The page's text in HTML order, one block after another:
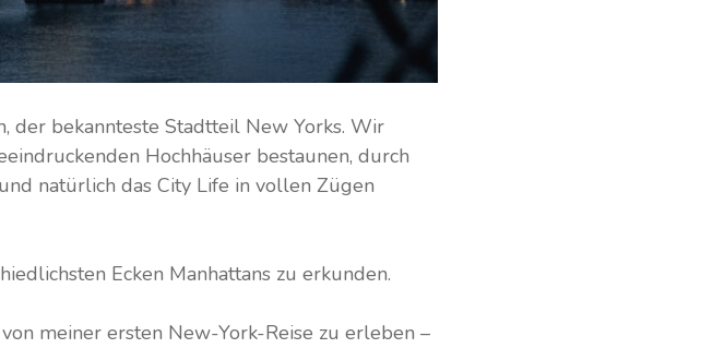
der bekannteste Stadtteil New Yorks. Wir
Hochhäuser bestaunen, durch
natürlich das City Life in vollen Zügen
Ecken Manhattans zu erkunden.
meiner ersten New-York-Reise zu erleben –